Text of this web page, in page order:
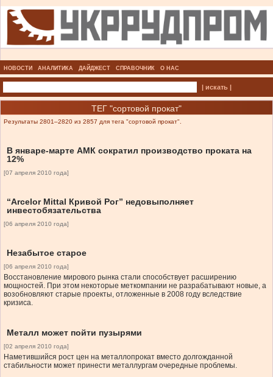
НОВОСТИ АНАЛИТИКА ДАЙДЖЕСТ СПРАВОЧНИК О НАС
| искать |
ТЕГ "сортовой прокат"
Результаты 2801–2820 из 2857 для тега "сортовой прокат".
В январе-марте АМК сократил производство проката на
12%
[07 апреля 2010 года]
“Arcelor Mittal Кривой Рог” недовыполняет
инвестобязательства
[06 апреля 2010 года]
Незабытое старое
[06 апреля 2010 года]
Восстановление мирового рынка стали способствует расширению
мощностей. При этом некоторые меткомпании не разрабатывают новые, а
возобновляют старые проекты, отложенные в 2008 году вследствие
кризиса.
Металл может пойти пузырями
[02 апреля 2010 года]
Наметившийся рост цен на металлопрокат вместо долгожданной
стабильности может принести металлургам очередные проблемы.